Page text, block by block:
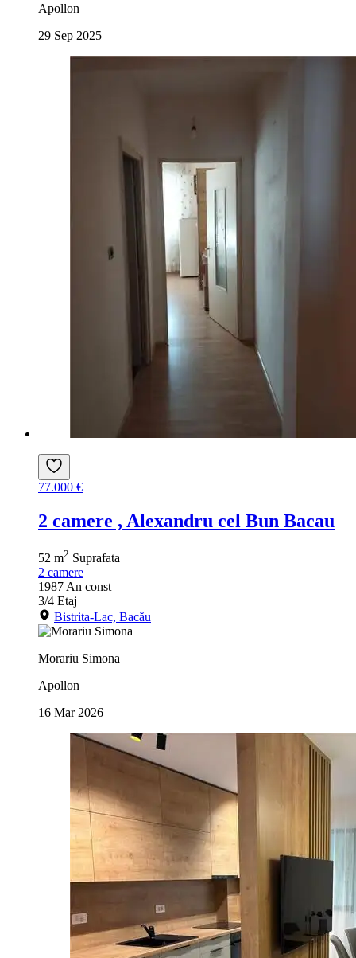
Apollon
29 Sep 2025
77.000 €
2 camere , Alexandru cel Bun Bacau
52 m2 Suprafata
2 camere
1987 An const
3/4 Etaj
Bistrita-Lac, Bacău
Morariu Simona
Apollon
16 Mar 2026